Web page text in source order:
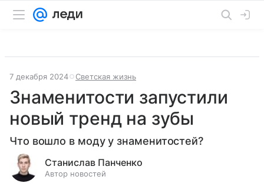
7 декабря 2024 Светская жизнь
Знаменитости запустили
новый тренд на зубы
Что вошло в моду у знаменитостей?
Станислав Панченко
Автор новостей